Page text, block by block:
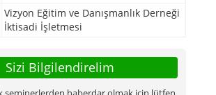
Vizyon Eğitim ve Danışmanlık Derneği
İktisadi İşletmesi
Sizi Bilgilendirelim